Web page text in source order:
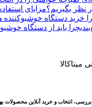
نظر بگیریم؟مزایای
خرید دستگاه خوشبوکننده
باید از دستگاه
بررسی، انتخاب و خرید آنلاین محصولات